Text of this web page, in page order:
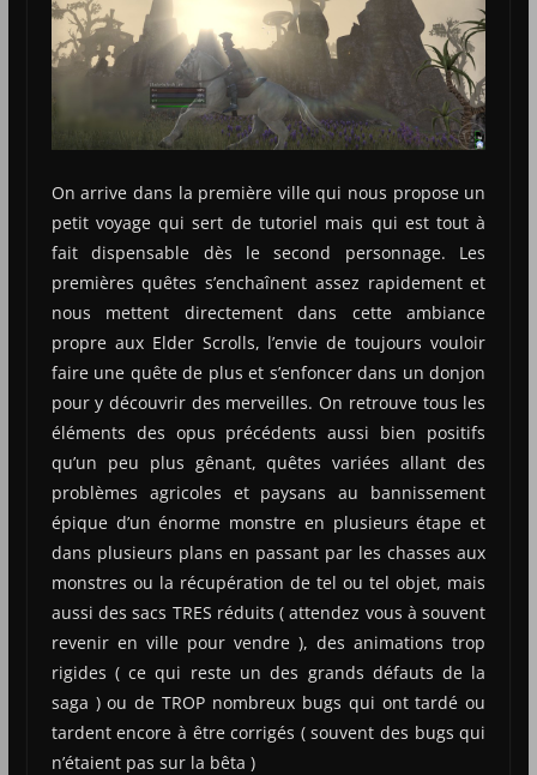
On arrive dans la première ville qui nous propose un
petit voyage qui sert de tutoriel mais qui est tout à
fait dispensable dès le second personnage. Les
premières quêtes s’enchaînent assez rapidement et
nous mettent directement dans cette ambiance
propre aux Elder Scrolls, l’envie de toujours vouloir
faire une quête de plus et s’enfoncer dans un donjon
pour y découvrir des merveilles. On retrouve tous les
éléments des opus précédents aussi bien positifs
qu’un peu plus gênant, quêtes variées allant des
problèmes agricoles et paysans au bannissement
épique d’un énorme monstre en plusieurs étape et
dans plusieurs plans en passant par les chasses aux
monstres ou la récupération de tel ou tel objet, mais
aussi des sacs TRES réduits ( attendez vous à souvent
revenir en ville pour vendre ), des animations trop
rigides ( ce qui reste un des grands défauts de la
saga ) ou de TROP nombreux bugs qui ont tardé ou
tardent encore à être corrigés ( souvent des bugs qui
n’étaient pas sur la bêta )